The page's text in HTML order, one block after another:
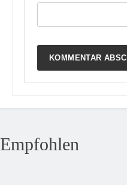
Empfohlen